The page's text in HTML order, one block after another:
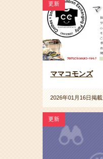
更新
ママコモンズ
2026年01月16日掲載
更新